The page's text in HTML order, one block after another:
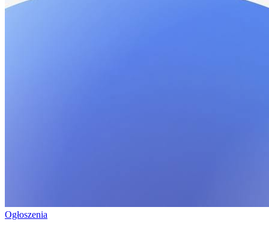
Ogłoszenia